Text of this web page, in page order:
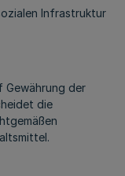
Infrastruktur
Gewährung der
die